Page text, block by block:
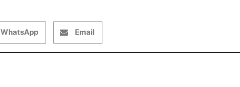
WhatsApp Email